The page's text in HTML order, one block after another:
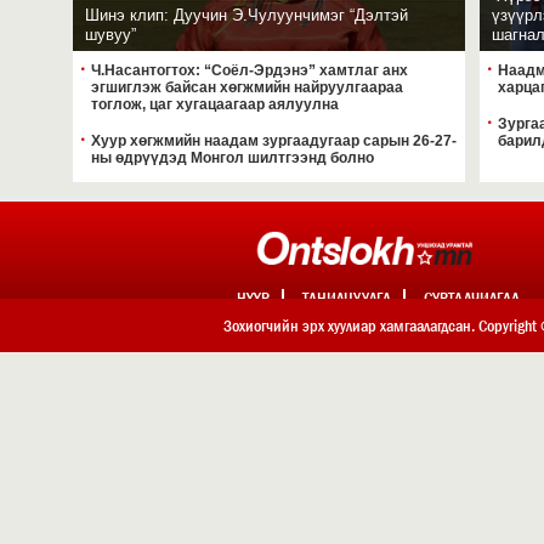
Улаанбаатарт
2026 оны 07-р сарын 21
Тажикистан Улсын
2026 оны 07-р сарын 18
2026 оны 07-р сарын 18
Шинэ клип: Дуучин Э.Чулуунчимэг “Дэлтэй
шувуу”
Ч.Насантогтох: “Соёл-Эрдэнэ” хамтлаг анх
эгшиглэж байсан хөгжмийн найруулгаараа
тоглож, цаг хугацаагаар аялуулна
Хуур хөгжмийн наадам зургаадугаар сарын 26-27-
ны өдрүүдэд Монгол шилтгээнд болно
НҮҮР ТАНИЛЦУУЛГА СУРТАЛЧИЛГАА
ХОЛБОО БАРИХ
Зохиогчийн эрх хуулиар хамгаалагдсан.